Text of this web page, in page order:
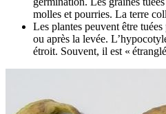
molles et pourries. La terre
Les plantes peuvent être
ou après la levée.
étroit. Souvent, il est «